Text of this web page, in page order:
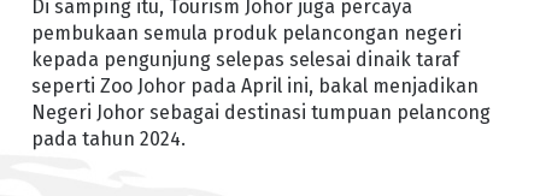
Di samping itu, Tourism Johor juga percaya
pembukaan semula produk pelancongan negeri
kepada pengunjung selepas selesai dinaik taraf
seperti Zoo Johor pada April ini, bakal menjadikan
Negeri Johor sebagai destinasi tumpuan pelancong
pada tahun 2024.